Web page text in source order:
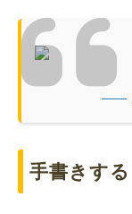
手書きする